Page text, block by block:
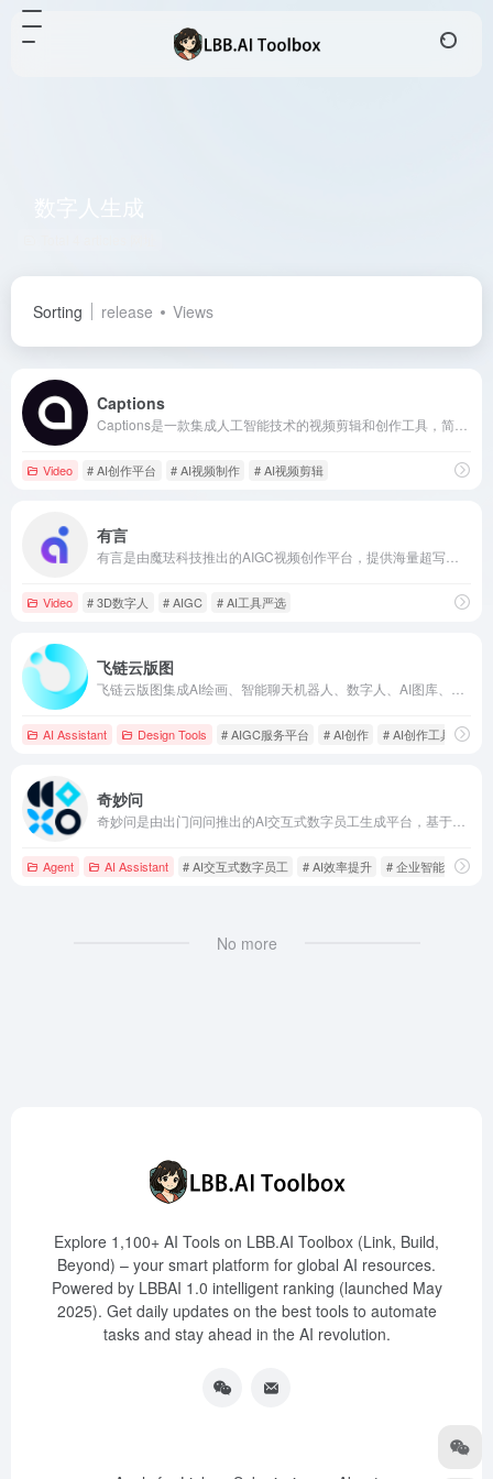
Sorting release Views
Captions
Video # AI创作平台 # AI视频制作 # AI视频剪辑
有言
Video # 3D数字人 # AIGC # AI工具严选
飞链云版图
AI Assistant Design Tools # AIGC服务平台 # AI创作 # AI创作工具
奇妙问
Agent AI Assistant # AI交互式数字员工 # AI效率提升 # 企业智能化
No more
Explore 1,100+ AI Tools on LBB.AI Toolbox (Link, Build,
Beyond) – your smart platform for global AI resources.
Powered by LBBAI 1.0 intelligent ranking (launched May
2025). Get daily updates on the best tools to automate
tasks and stay ahead in the AI revolution.